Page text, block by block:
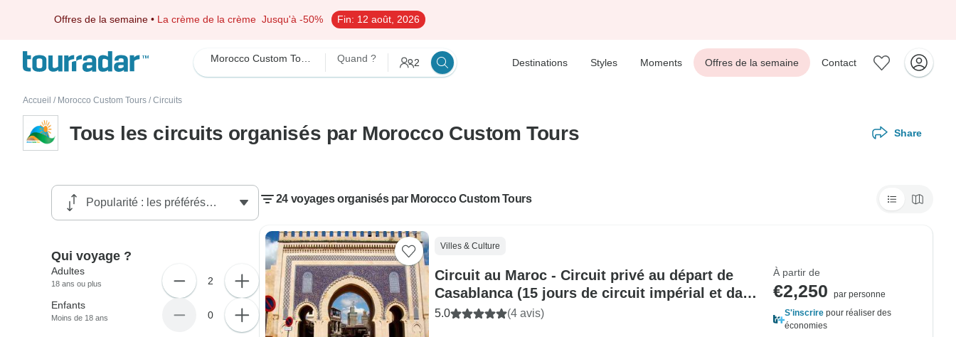
Offres de la semaine • La crème de la crème Jusqu'à -50% Fin: 12 août, 2026
Morocco Custom Tours Quand ? 2 Destinations Styles Moments Offres de la semaine Contact
Accueil / Morocco Custom Tours / Circuits
Tous les circuits organisés par Morocco Custom Tours Share
24 voyages organisés par Morocco Custom Tours
Villes & Culture
Circuit au Maroc - Circuit privé au départ de
Casablanca (15 jours de circuit impérial et dans
le désert)
5.0 (4 avis)
À partir de
€2,250
par personne
S'inscrire pour réaliser des
économies
Qui voyage ?
Adultes
18 ans ou plus 2
Enfants
Moins de 18 ans 0